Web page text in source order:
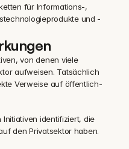
für Informations-,
und -
von denen viele
aufweisen. Tatsächlich
Verweise auf öffentlich-
identifiziert, die
den Privatsektor haben.‍